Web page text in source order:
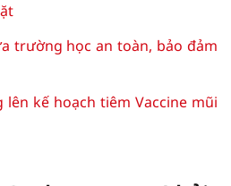
trường học an toàn, bảo đảm
lên kế hoạch tiêm Vaccine mũi